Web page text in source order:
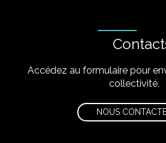
Accédez au formulaire pour
collectivité.
NOUS